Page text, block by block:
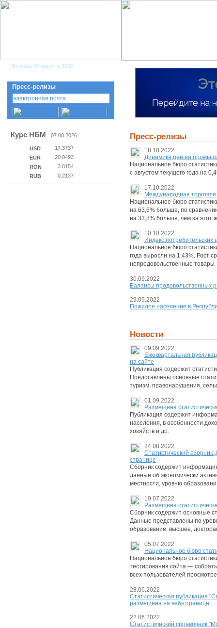
Пятница, 07 августа 2026
Пресс-релизы
Курс НБМ 07.08.2026
USD
17.3737
EUR
20.0493
RON
3.8154
RUB
0.2137
Пресс-релизы
18.10.2022
Динамика цен на
Национальное бюро
с августом текущего года на
17.10.2022
Международная торговля
Национальное бюро
на 63,6% больше, по
на 33,8% больше, чем за этот
10.10.2022
Индекс потребительских
Национальное бюро
года выросли на 1,43%. Рост
непродовольственные товары
30.09.2022
Балансы продовольственных
29.09.2022
Пожилое население в
Новости
09.09.2022
Eжеквартальная
на сайте
Публикация содержит
Представлены основные
туризм, правонарушения,
01.09.2022
Размещена
Публикация содержит
населения, в особенности
хозяйств и др.
24.08.2022
Cтатистический сборник
странице
Сборник содержит
данные об экономически
местности, уровню
19.07.2022
Размещена
Сборник содержит основные
Данные представлены по
образование, высшее,
05.07.2022
Национальное бюро
Национальное бюро
тестирования сайта —
всех пользователей
28.06.2022
Статистическая публикация
размещенa на веб-странице
22.06.2022
Cтатистический справочник